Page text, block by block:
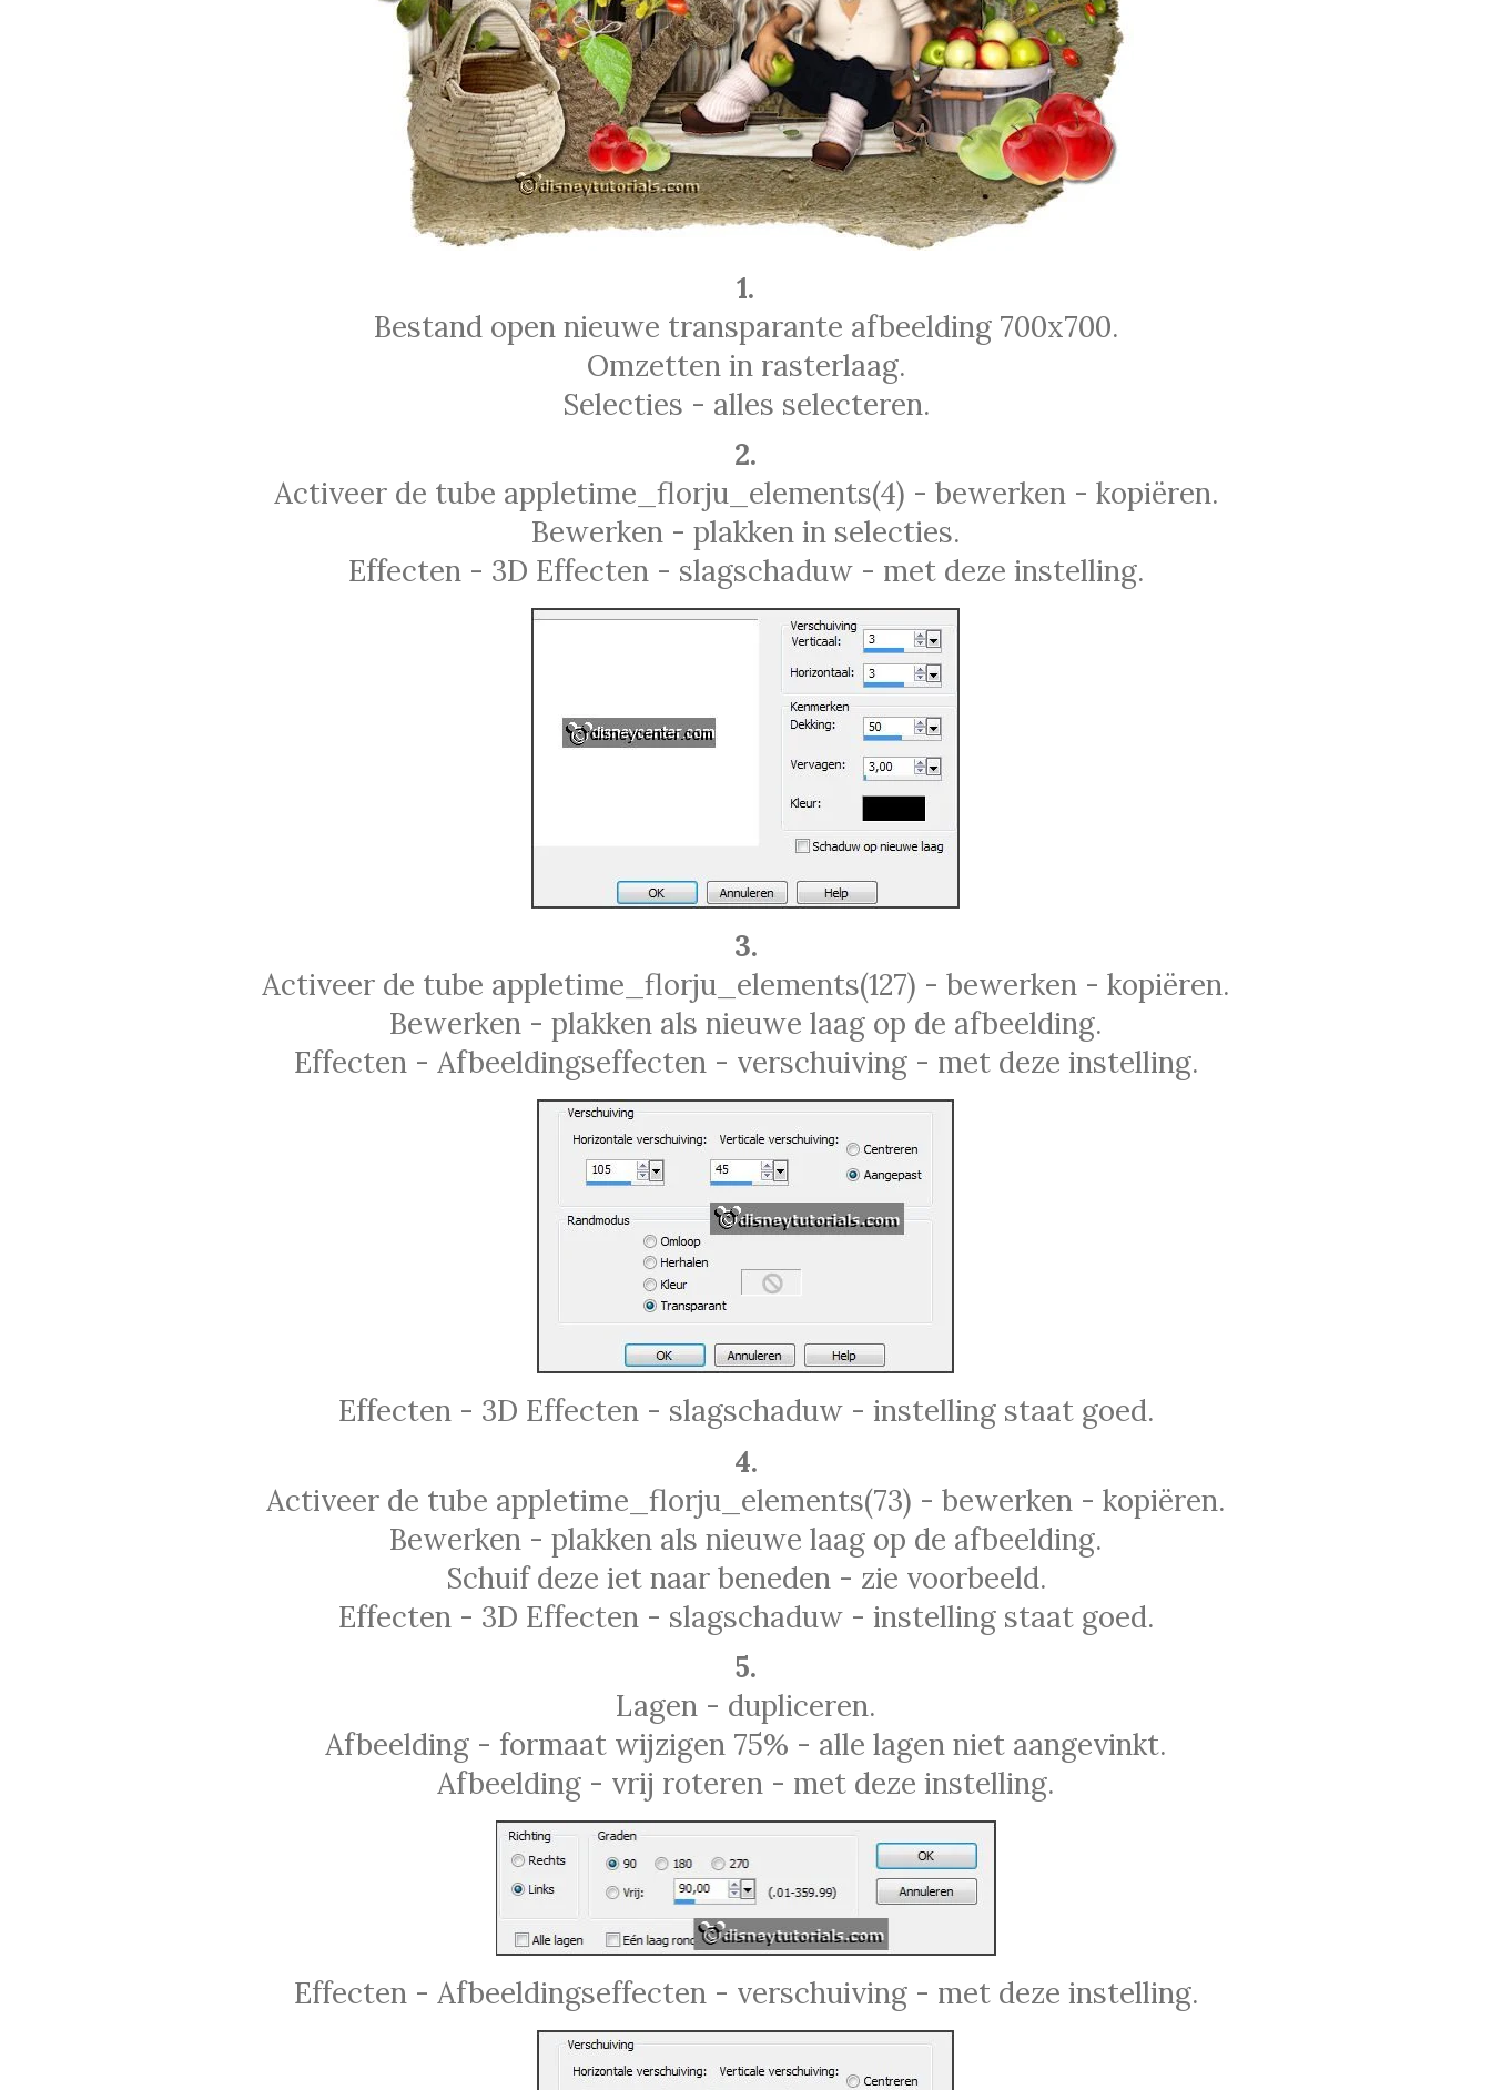
1.
Bestand open nieuwe transparante afbeelding 700x700.
Omzetten in rasterlaag.
Selecties - alles selecteren.
2.
Activeer de tube appletime_florju_elements(4) - bewerken - kopiëren.
Bewerken - plakken in selecties.
Effecten - 3D Effecten - slagschaduw - met deze instelling.
3.
Activeer de tube appletime_florju_elements(127) - bewerken - kopiëren.
Bewerken - plakken als nieuwe laag op de afbeelding.
Effecten - Afbeeldingseffecten - verschuiving - met deze instelling.
Effecten - 3D Effecten - slagschaduw - instelling staat goed.
4.
Activeer de tube appletime_florju_elements(73) - bewerken - kopiëren.
Bewerken - plakken als nieuwe laag op de afbeelding.
Schuif deze iet naar beneden - zie voorbeeld.
Effecten - 3D Effecten - slagschaduw - instelling staat goed.
5.
Lagen - dupliceren.
Afbeelding - formaat wijzigen 75% - alle lagen niet aangevinkt.
Afbeelding - vrij roteren - met deze instelling.
Effecten - Afbeeldingseffecten - verschuiving - met deze instelling.